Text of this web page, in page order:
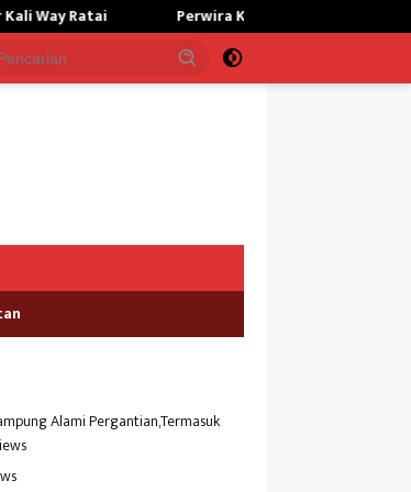
Perwira Kilang Balongan Gelar Doa
Alami Pergantian,Termasuk